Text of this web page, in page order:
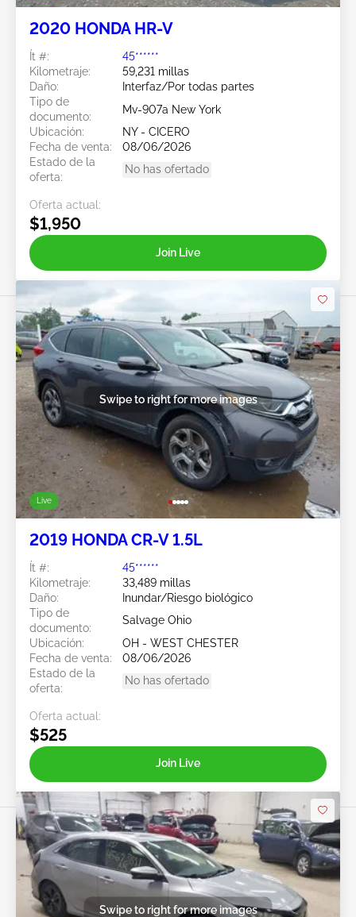
2020 HONDA HR-V
Ít #:
45******
Kilometraje:
59,231 millas
Daño:
Interfaz/Por todas partes
Tipo de
documento:
Mv-907a New York
Ubicación:
NY - CICERO
Fecha de venta:
08/06/2026
Estado de la
oferta:
No has ofertado
Oferta actual:
$1,950
Join Live
Live
Swipe to right for more images
2019 HONDA CR-V 1.5L
Ít #:
45******
Kilometraje:
33,489 millas
Daño:
Inundar/Riesgo biológico
Tipo de
documento:
Salvage Ohio
Ubicación:
OH - WEST CHESTER
Fecha de venta:
08/06/2026
Estado de la
oferta:
No has ofertado
Oferta actual:
$525
Join Live
Swipe to right for more images